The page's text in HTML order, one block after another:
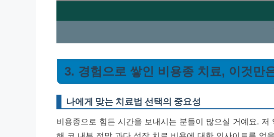
3. 경험으로 쌓인 비용종 치료, 이것만
나에게 맞는 치료법 선택의 중요성
비용종으로 힘든 시간을 보내시는 분들이 많으실 거예요.